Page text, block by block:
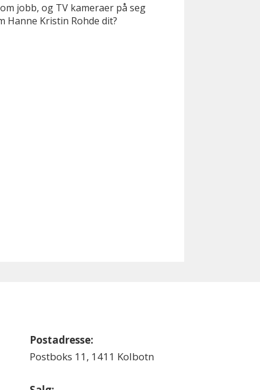
jobb, og TV kameraer på seg
Hanne Kristin Rohde dit?
Postadresse:
Postboks 11, 1411 Kolbotn